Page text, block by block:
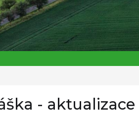
-